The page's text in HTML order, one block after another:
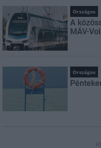
Országos
A
MÁV-
Országos